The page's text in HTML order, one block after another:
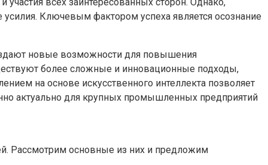
всех заинтересованных сторон. Однако,
Ключевым фактором успеха является осознание
новые возможности для повышения
более сложные и инновационные подходы,
на основе искусственного интеллекта позволяет
актуально для крупных промышленных предприятий
Рассмотрим основные из них и предложим